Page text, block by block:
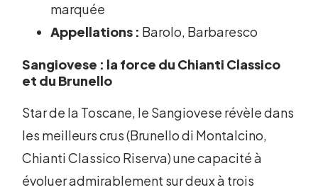
marquée
Appellations : Barolo, Barbaresco
Sangiovese : la force du Chianti Classico
et du Brunello
Star de la Toscane, le Sangiovese révèle dans
les meilleurs crus (Brunello di Montalcino,
Chianti Classico Riserva) une capacité à
évoluer admirablement sur deux à trois